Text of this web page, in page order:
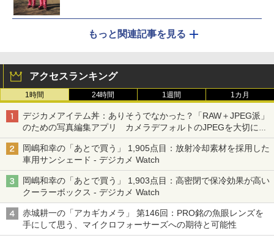
もっと関連記事を見る
アクセスランキング
1時間 24時間 1週間 1カ月
デジカメアイテム丼：ありそうでなかった？「RAW＋JPEG派」
のための写真編集アプリ カメラデフォルトのJPEGを大切にす
る「Filmator」
岡嶋和幸の「あとで買う」 1,905点目：放射冷却素材を採用した
車用サンシェード - デジカメ Watch
岡嶋和幸の「あとで買う」 1,903点目：高密閉で保冷効果が高い
クーラーボックス - デジカメ Watch
赤城耕一の「アカギカメラ」 第146回：PRO銘の魚眼レンズを
手にして思う、マイクロフォーサーズへの期待と可能性